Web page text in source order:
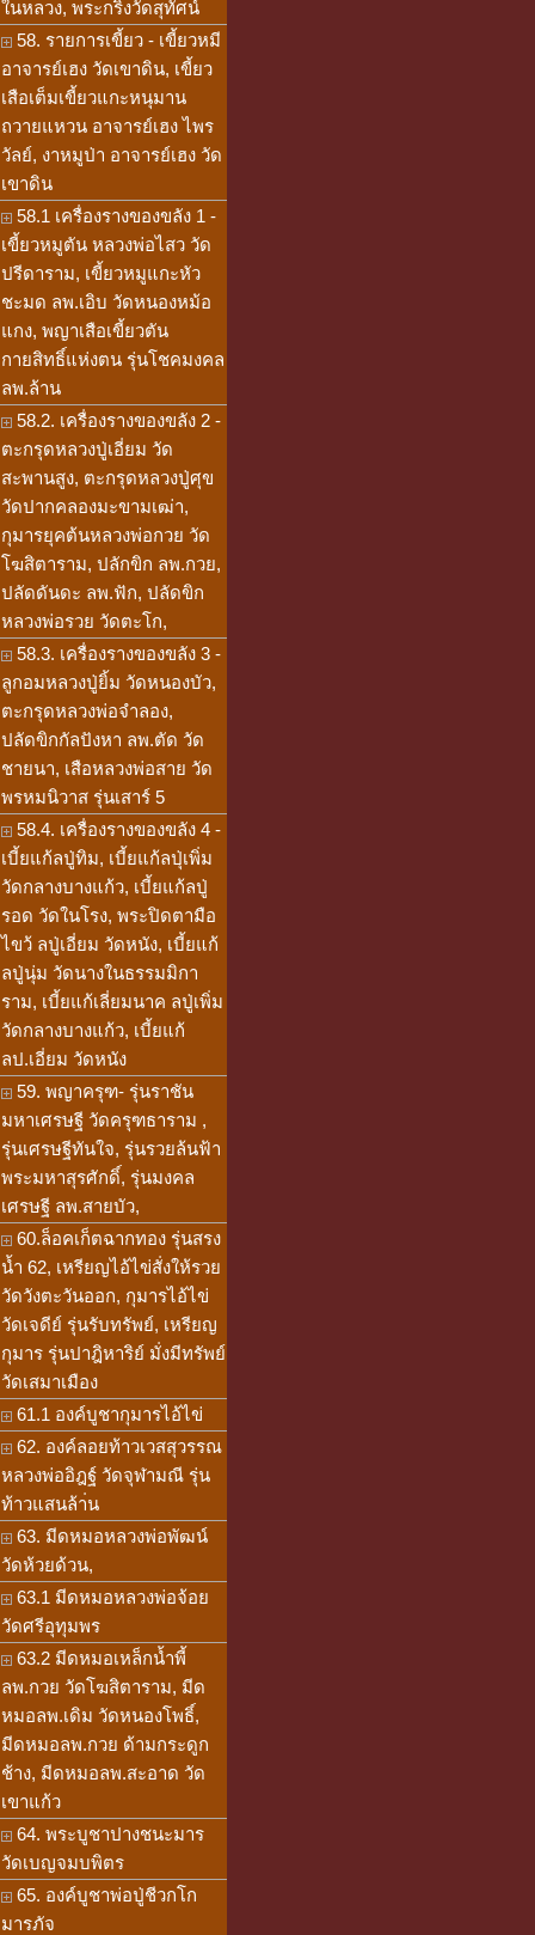
ในหลวง, พระกริ่งวัดสุทัศน์
58. รายการเขี้ยว - เขี้ยวหมี
อาจารย์เฮง วัดเขาดิน, เขี้ยว
เสือเต็มเขี้ยวแกะหนุมาน
ถวายแหวน อาจารย์เฮง ไพร
วัลย์, งาหมูป่า อาจารย์เฮง วัด
เขาดิน
58.1 เครื่องรางของขลัง 1 -
เขี้ยวหมูตัน หลวงพ่อไสว วัด
ปรีดาราม, เขี้ยวหมูแกะหัว
ชะมด ลพ.เอิบ วัดหนองหม้อ
แกง, พญาเสือเขี้ยวตัน
กายสิทธิ์แห่งตน รุ่นโชคมงคล
ลพ.ล้าน
58.2. เครื่องรางของขลัง 2 -
ตะกรุดหลวงปู่เอี่ยม วัด
สะพานสูง, ตะกรุดหลวงปู่ศุข
วัดปากคลองมะขามเฒ่า,
กุมารยุคต้นหลวงพ่อกวย วัด
โฆสิตาราม, ปลักขิก ลพ.กวย,
ปลัดดันดะ ลพ.ฟัก, ปลัดขิก
หลวงพ่อรวย วัดตะโก,
58.3. เครื่องรางของขลัง 3 -
ลูกอมหลวงปู่ยิ้ม วัดหนองบัว,
ตะกรุดหลวงพ่อจำลอง,
ปลัดขิกกัลปังหา ลพ.ตัด วัด
ชายนา, เสือหลวงพ่อสาย วัด
พรหมนิวาส รุ่นเสาร์ 5
58.4. เครื่องรางของขลัง 4 -
เบี้ยแก้ลปู่ทิม, เบี้ยแก้ลปุ่เพิ่ม
วัดกลางบางแก้ว, เบี้ยแก้ลปู่
รอด วัดในโรง, พระปิดตามือ
ไขว้ ลปู่เอี่ยม วัดหนัง, เบี้ยแก้
ลปู่นุ่ม วัดนางในธรรมมิกา
ราม, เบี้ยแก้เลี่ยมนาค ลปู่เพิ่ม
วัดกลางบางแก้ว, เบี้ยแก้
ลป.เอี่ยม วัดหนัง
59. พญาครุฑ- รุ่นราชัน
มหาเศรษฐี วัดครุฑธาราม ,
รุ่นเศรษฐีทันใจ, รุ่นรวยล้นฟ้า
พระมหาสุรศักดิ์, รุ่นมงคล
เศรษฐี ลพ.สายบัว,
60.ล็อคเก็ตฉากทอง รุ่นสรง
น้ำ 62, เหรียญไอ้ไข่สั่งให้รวย
วัดวังตะวันออก, กุมารไอ้ไข่
วัดเจดีย์ รุ่นรับทรัพย์, เหรียญ
กุมาร รุ่นปาฎิหาริย์ มั่งมีทรัพย์
วัดเสมาเมือง
61.1 องค์บูชากุมารไอ้ไข่
62. องค์ลอยท้าวเวสสุวรรณ
หลวงพ่ออิฎฐ์ วัดจุฬามณี รุ่น
ท้าวแสนล้า่น
63. มีดหมอหลวงพ่อพัฒน์
วัดห้วยด้วน,
63.1 มีดหมอหลวงพ่อจ้อย
วัดศรีอุทุมพร
63.2 มีดหมอเหล็กน้ำพี้
ลพ.กวย วัดโฆสิตาราม, มีด
หมอลพ.เดิม วัดหนองโพธิ์,
มีดหมอลพ.กวย ด้ามกระดูก
ช้าง, มีดหมอลพ.สะอาด วัด
เขาแก้ว
64. พระบูชาปางชนะมาร
วัดเบญจมบพิตร
65. องค์บูชาพ่อปู่ชีวกโก
มารภัจ